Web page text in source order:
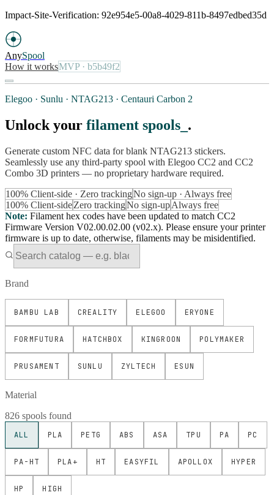
Impact-Site-Verification: 92e954e5-00a8-4029-811b-8497edbed35d
AnySpool
How it worksMVP· b5b49f2
Elegoo · Sunlu · NTAG213 · Centauri Carbon 2
Unlock your filament spools .
Generate custom NFC data for blank NTAG213 stickers.
Seamlessly use any third-party spool with Elegoo CC2 and CC2
Combo 3D printers — no proprietary hardware required.
100% Client-side · Zero trackingNo sign-up · Always free
100% Client-sideZero trackingNo sign-upAlways free
Note: Filament hex codes have been updated to match CC2
Firmware Version V02.00.02.00 (v02.x). Please ensure your printer
firmware is up to date, otherwise, filaments may be misidentified.
Brand
BAMBU LAB CREALITY ELEGOO ERYONE
FORMFUTURA HATCHBOX KINGROON POLYMAKER
PRUSAMENT SUNLU ZYLTECH ESUN
Material
826 spools found
ALL PLA PETG ABS ASA TPU PA PC
PA-HT PLA+ HT EASYFIL APOLLOX HYPER
HP HIGH